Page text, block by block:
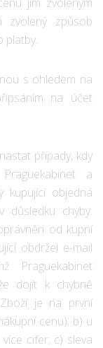
způsob
platby.
s ohledem na
na účet
případy, kdy
a
kupující objedná
chyby.
od kupní
obdržel e-mail
Praguekabinet
dojít k chybně
je na první
cenu); b) u
cifer; c) sleva